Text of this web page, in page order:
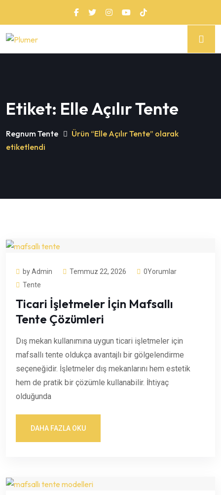
Etiket: Elle Açılır Tente
Regnum Tente
Ürün “Elle Açılır Tente” olarak
etiketlendi
by Admin Temmuz 22, 2026
0Yorumlar
Tente
Ticari İşletmeler İçin Mafsallı
Tente Çözümleri
Dış mekan kullanımına uygun ticari işletmeler için
mafsallı tente oldukça avantajlı bir gölgelendirme
seçeneğidir. İşletmeler dış mekanlarını hem estetik
hem de pratik bir çözümle kullanabilir. İhtiyaç
olduğunda
DAHA FAZLA OKU